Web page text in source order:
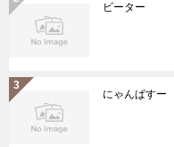
ビーター
にゃんぱすー